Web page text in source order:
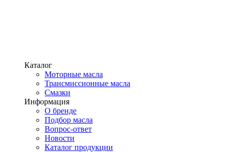
Каталог
Моторные масла
Трансмиссионные масла
Смазки
Информация
О бренде
Подбор масла
Вопрос-ответ
Новости
Каталог продукции